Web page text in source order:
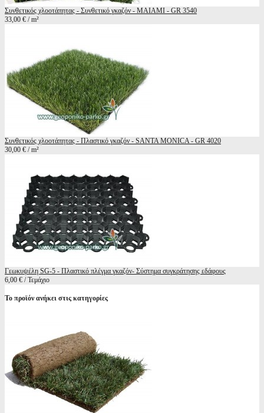
Συνθετικός χλοοτάπητας - Συνθετικό γκαζόν - MAIAMI - GR 3540
33,00 € / m²
Συνθετικός χλοοτάπητας - Πλαστικό γκαζόν - SANTA MONICA - GR 4020
30,00 € / m²
Γεωκυψέλη SG-5 - Πλαστικό πλέγμα γκαζόν- Σύστημα συγκράτησης εδάφους
6,00 € / Τεμάχιο
Το προϊόν ανήκει στις κατηγορίες